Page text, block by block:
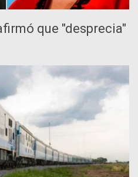
que "desprecia"